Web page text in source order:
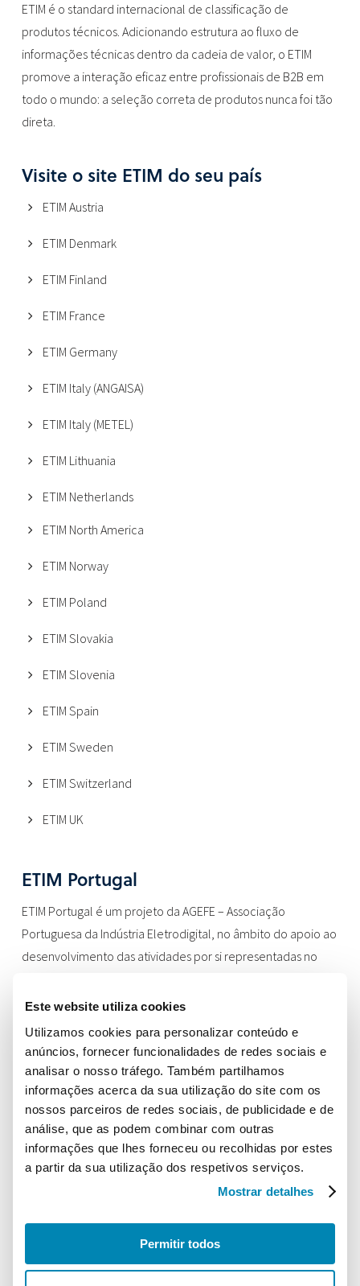
Este website utiliza cookies
Utilizamos cookies para personalizar conteúdo e
anúncios, fornecer funcionalidades de redes sociais e
analisar o nosso tráfego. Também partilhamos
informações acerca da sua utilização do site com os
nossos parceiros de redes sociais, de publicidade e de
análise, que as podem combinar com outras
informações que lhes forneceu ou recolhidas por estes
a partir da sua utilização dos respetivos serviços.
Mostrar detalhes
Permitir todos
ETIM é o standard internacional de classificação de
produtos técnicos. Adicionando estrutura ao fluxo de
informações técnicas dentro da cadeia de valor, o ETIM
promove a interação eficaz entre profissionais de B2B em
todo o mundo: a seleção correta de produtos nunca foi tão
direta.
Visite o site ETIM do seu país
ETIM Austria
ETIM Denmark
ETIM Finland
ETIM France
ETIM Germany
ETIM Italy (ANGAISA)
ETIM Italy (METEL)
ETIM Lithuania
ETIM Netherlands
ETIM North America
ETIM Norway
ETIM Poland
ETIM Slovakia
ETIM Slovenia
ETIM Spain
ETIM Sweden
ETIM Switzerland
ETIM UK
ETIM Portugal
ETIM Portugal é um projeto da AGEFE – Associação
Portuguesa da Indústria Eletrodigital, no âmbito do apoio ao
desenvolvimento das atividades por si representadas no
AGEFE – Associação Portuguesa da Indústria Eletrodigital
Campo Grande, 28, 10C
1700-093 Lisboa
Contactos
Telefone:+351 210 182 127
Email:info@etimportugal.pt
© 2026 ETIM Portugal. Todos os direitos reservados